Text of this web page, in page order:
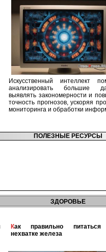
Искусственный интеллект
анализировать большие
выявлять закономерности и
точность прогнозов, ускоряя
мониторинга и обработки
ПОЛЕЗНЫЕ РЕСУРСЫ
ЗДОРОВЬЕ
Как правильно питаться при
нехватке железа